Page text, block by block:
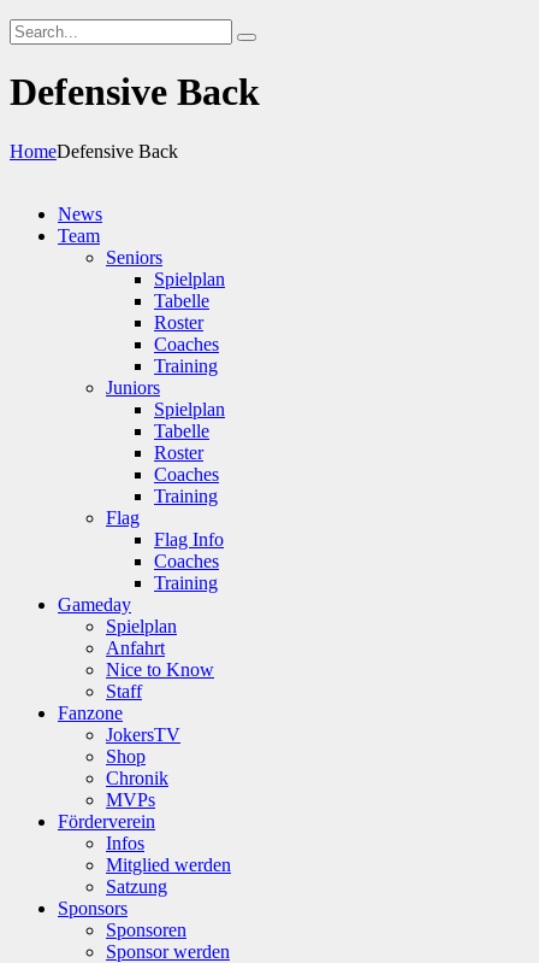
Defensive Back
HomeDefensive Back
News
Team
Seniors
Spielplan
Tabelle
Roster
Coaches
Training
Juniors
Spielplan
Tabelle
Roster
Coaches
Training
Flag
Flag Info
Coaches
Training
Gameday
Spielplan
Anfahrt
Nice to Know
Staff
Fanzone
JokersTV
Shop
Chronik
MVPs
Förderverein
Infos
Mitglied werden
Satzung
Sponsors
Sponsoren
Sponsor werden